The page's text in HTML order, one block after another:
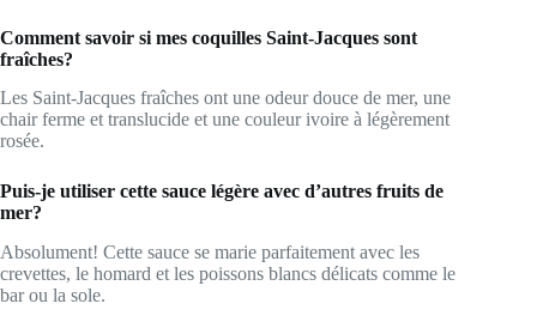
Comment savoir si mes coquilles Saint-Jacques sont
fraîches?
Les Saint-Jacques fraîches ont une odeur douce de mer, une
chair ferme et translucide et une couleur ivoire à légèrement
rosée.
Puis-je utiliser cette sauce légère avec d’autres fruits de
mer?
Absolument! Cette sauce se marie parfaitement avec les
crevettes, le homard et les poissons blancs délicats comme le
bar ou la sole.